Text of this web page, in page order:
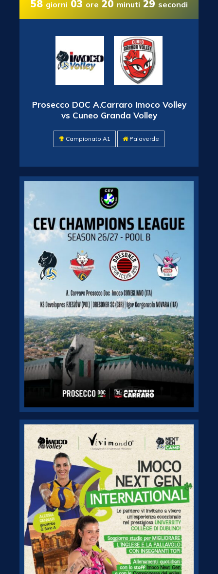
58 giorni 03 ore 20 minuti 27 secondi
Prosecco DOC A.Carraro Imoco Volley
vs Cuneo Granda Volley
Campionato A1 Palaverde